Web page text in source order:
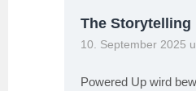
The Storytelling
10. September 2025
Powered Up wird